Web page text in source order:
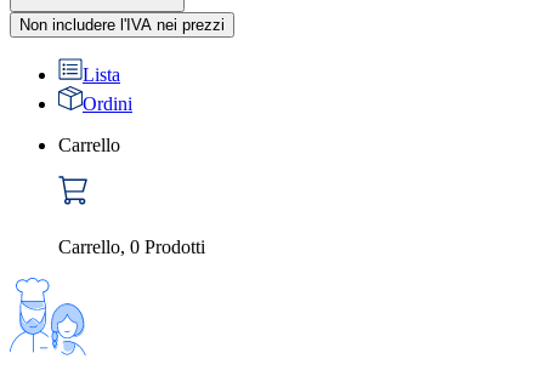
Non includere l'IVA nei prezzi
Lista
Ordini
Carrello
Carrello, 0 Prodotti